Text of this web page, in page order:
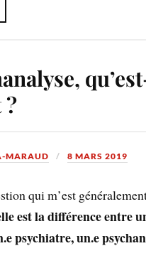
?
MARAUD 8 MARS 2019
qui m’est
est la différence entre
psychiatre, un.e